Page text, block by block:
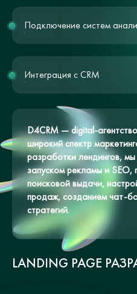
Подключение систем
Интеграция с CRM
D4CRM — digital-
широкий спектр
разработки лендингов,
запуском рекламы и SEO,
поисковой выдачи,
продаж, созданием чат-
стратегий.
LANDING PAGE